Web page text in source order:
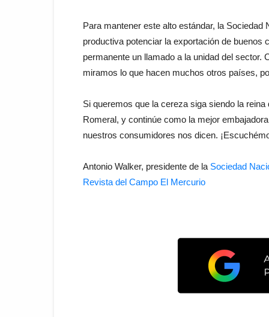
Para mantener este alto estándar, la Sociedad
productiva potenciar la exportación de
permanente un llamado a la unidad del
miramos lo que hacen muchos otros países,
Si queremos que la cereza siga siendo la
Romeral, y continúe como la mejor
nuestros consumidores nos dicen.
Antonio Walker, presidente de la Sociedad
Revista del Campo El Mercurio